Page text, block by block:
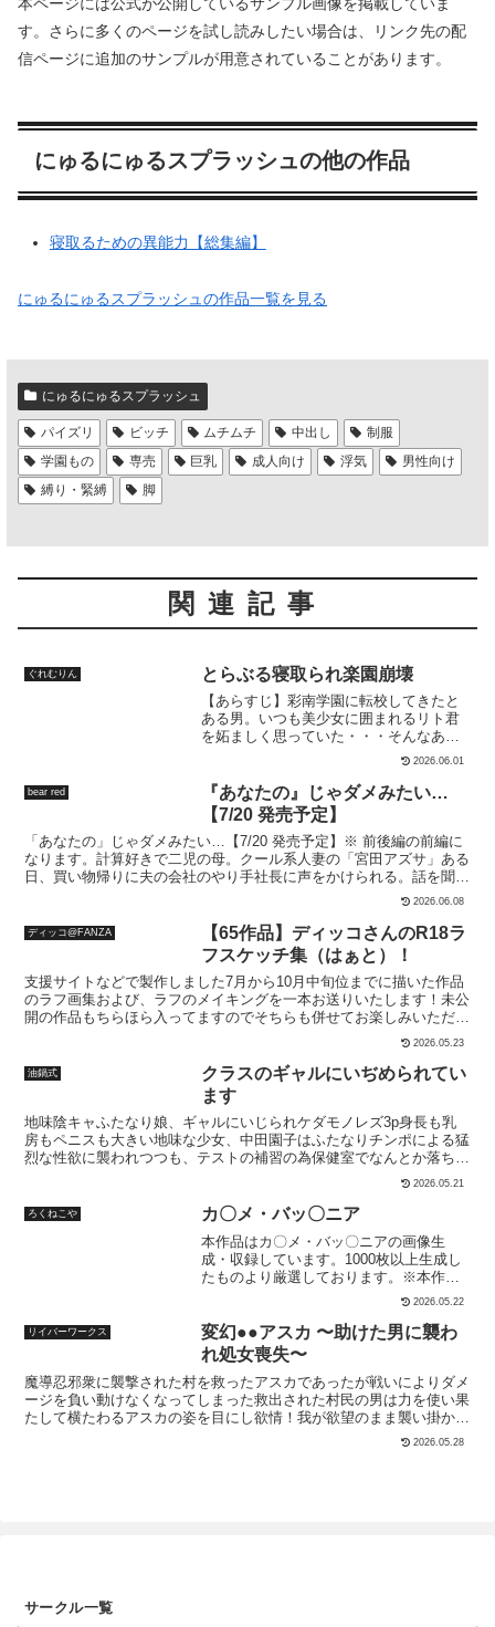
にゅるにゅるスプラッシュの他の作品
寝取るための異能力【総集編】
にゅるにゅるスプラッシュの作品一覧を見る
パイズリ ビッチ ムチムチ 中出し
関連記事
とらぶる寝取られ楽園崩壊
【あらすじ】彩南学園に転校してきたと
ある男。いつも美少女に囲まれるリト君
を妬ましく思っていた・・・そんなある
日、ララの発明品の影響で媚薬ち〇ぽ
ぽにより発情してしまう最初は戸惑って
いた男も、この状況を利用し、自分の欲
望をさらけ出していく。そして行為は次
第にエスカレートしていき・・・とある
男がとらぶるハーレムを崩壊させていく
ストーリー◎体験版あり（ご購入検討の
報】本編:54ページ＋あとがき1ページフ
ァイル形式:PNG画像ファイル（PDFファ
イル同梱）【作品作成にあたって】本作
品は、Stable Diffusionを用いたAI生成画
像に加筆・修正を加えたものとなりま
す。AI画像生成の特性上、服装や髪型、
背景などに一部矛盾が生じる場合がござ
を軽減するよう努めておりますが、完全
には解消できない場合がございます。そ
の点、何卒ご理解いただけますようお願
い申し上げます。★★★★★レビュー・
評価のご依頼★★★★★レビュー・評価
いただきましたら励みになります。また
貴重なご意見は今後の制作に反映してま
コメントをお寄せいただけると嬉しいで
す！！【SNS】Xアカウント
→@othinus789096PIXIVアカウント→ぐ
れむりん@AI画像同人作家
bear red
『あなたの』じゃダメみたい…
【7/20 発売予定】
「あなたの」じゃダメみたい…【7/20 発売予定】※ 前後編の前編に
なります。計算好きで二児の母。クール系人妻の「宮田アズサ」ある
日、買い物帰りに夫の会社のやり手社長に声をかけられる。話を聞く
事に。その流れで社長の綾部から「愛人契約」を持ちかけられ、夫に
も相談の上減俸処分が解除されるまで週1回で綾部と会う事に…。綾
部から下された条件を上手く利用し、家計を支えられる最低限の範囲
で綾部の相手をするアズサ。愛人と家庭のバランスをうまく取りつつ
契約満了を狙うが身体を重ねるごとに綾部の言葉が刷り込まれ…。許
容範囲と思いつつ最初に計画した週1の予定は週2， 3とズレ始め頭の
中は「仕事」の事でいっぱいになっていく…。お金をもらう以上
歪み・壊れていく彼女の行き着く先は…。45P手マン・フェラ・パイ
ズリ・正常位・バック・連続絶頂・潮吹き・快楽落ちなど合計45P〓
〓〓〓〓〓〓〓〓〓〓〓〓〓〓〓〓〓〓〓〓〓〓〓〓「あなたの」じ
ゃダメみたい…【7/20 発売予定】【収録内容】※ 前後編の前編にな
ります。総ページ数本編: 45ページサークル: blue soda〓〓〓〓〓〓
〓〓〓〓〓〓〓〓〓〓〓〓〓〓〓〓〓〓〓
【65作品】ディッコさんのR18ラ
フスケッチ集（はぁと）！
支援サイトなどで製作しました7月から10月中旬位までに描いた作品
のラフ画集および、ラフのメイキングを一本お送りいたします！未公
開の作品もちらほら入ってますのでそちらも併せてお楽しみいただけ
クラスのギャルにいぢめられてい
ます
地味陰キャふたなり娘、ギャルにいじられケダモノレズ3p身長も乳
房もペニスも大きい地味な少女、中田園子はふたなりチンポによる猛
烈な性欲に襲われつつも、テストの補習の為保健室でなんとか落ち着
したガラの悪い派手なギャルふたりと鉢合わせてしまった。ギャルの
はらいせにバカにされながら勃起チンポを足でシコシコ扱かれ、笑わ
れたり可愛がられたりしながら左右からねっとり耳を舐められ犬の尻
尾のように触られてもいないチンポを惨めにビクビクと上下に振りま
くる！遂には発情したギャルにおマンコでチンポをねちっこく扱かれ
て…ベロとマンコで粘膜を犯●れ思いっきりレズ生中出し…なし崩し
的に3人でケダモノのようなレズ3P種付けセックスへ……◆PDF同梱
カ〇メ・バッ〇ニア
本作品はカ〇メ・バッ〇ニアの画像生
成・収録しています。1000枚以上生成し
たものより厳選しております。※本作品
います。18歳以上を想定した架空の人物
です。実在する人物や団体とは一切関係
ありません。
2026.05.22
リイバーワークス
変幻●●アスカ 〜助けた男に襲わ
れ処女喪失〜
魔導忍邪衆に襲撃された村を救ったアスカであったが戦いによりダメ
ージを負い動けなくなってしまった救出された村民の男は力を使い果
たして横たわるアスカの姿を目にし欲情！我が欲望のまま襲い掛かる
を弄ばれ、カチカチになった男根を処女膣にねじ込まれてしまうので
あった…「初めてだから激しくしないでぇー！」〈プレイ内容〉ベロ
キス、乳首攻め、手マン、正常位、バック、中出し駅弁、ご奉仕フェ
ラ※この作品はStable Diffusionを使ったAIイラストをベースにセリ
フ等を加筆した作品です※登場人物は18歳以上です当サークルはク
リエイター同盟「AI同人フロンティア」に参加してます。最新情報は
2026.05.28